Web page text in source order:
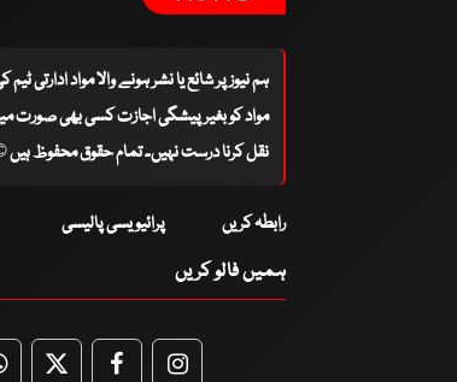
ہم نیوز پر شائع یا نشر ہونے والا مواد ادارتی
مواد کو بغیر پیشگی اجازت کسی بھی صورت
نقل کرنا درست نہیں۔ تمام حقوق محفوظ ہیں ©
رابطہ کریں پرائیویسی پالیسی
ہمیں فالو کریں